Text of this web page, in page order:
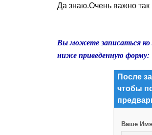
Да знаю.Очень важно так
Вы можете записаться ко
ниже приведенную форму:
После
чтобы
Ваше Имя